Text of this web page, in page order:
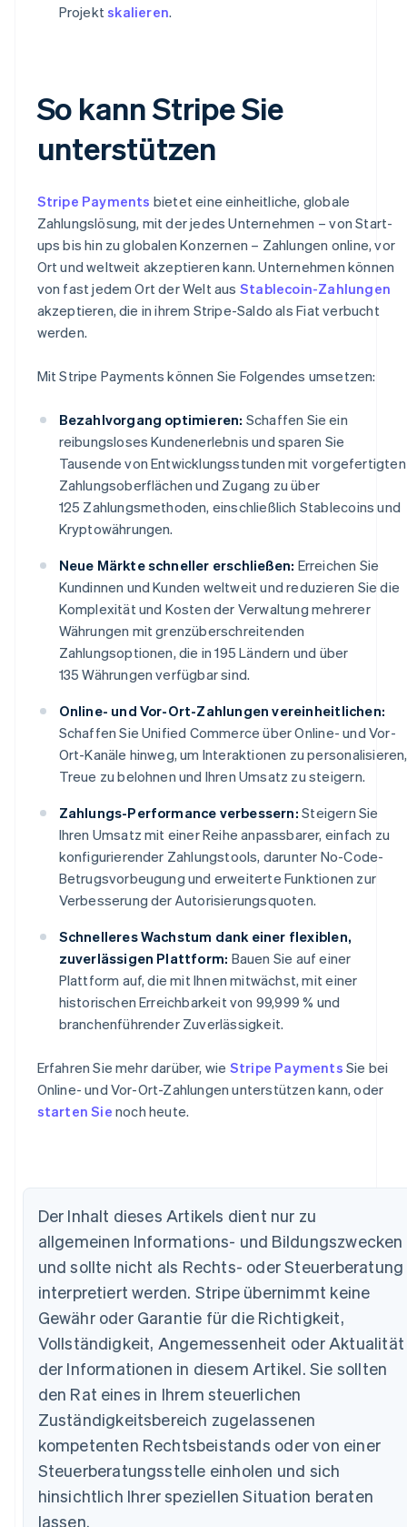
Projektskalieren.
So kann Stripe Sie
unterstützen
Stripe Payments bietet eine einheitliche, globale
Zahlungslösung, mit der jedes Unternehmen – von Start-
ups bis hin zu globalen Konzernen – Zahlungen online, vor
Ort und weltweit akzeptieren kann. Unternehmen können
von fast jedem Ort der Welt aus Stablecoin-Zahlungen
akzeptieren, die in ihrem Stripe-Saldo als Fiat verbucht
werden.
Mit Stripe Payments können Sie Folgendes umsetzen:
Bezahlvorgang optimieren: Schaffen Sie ein
reibungsloses Kundenerlebnis und sparen Sie
Tausende von Entwicklungsstunden mit vorgefertigten
Zahlungsoberflächen und Zugang zu über
125 Zahlungsmethoden, einschließlich Stablecoins und
Kryptowährungen.
Neue Märkte schneller erschließen: Erreichen Sie
Kundinnen und Kunden weltweit und reduzieren Sie die
Komplexität und Kosten der Verwaltung mehrerer
Währungen mit grenzüberschreitenden
Zahlungsoptionen, die in 195 Ländern und über
135 Währungen verfügbar sind.
Online- und Vor-Ort-Zahlungen vereinheitlichen:
Schaffen Sie Unified Commerce über Online- und Vor-
Ort-Kanäle hinweg, um Interaktionen zu personalisieren,
Treue zu belohnen und Ihren Umsatz zu steigern.
Zahlungs-Performance verbessern: Steigern Sie
Ihren Umsatz mit einer Reihe anpassbarer, einfach zu
konfigurierender Zahlungstools, darunter No-Code-
Betrugsvorbeugung und erweiterte Funktionen zur
Verbesserung der Autorisierungsquoten.
Schnelleres Wachstum dank einer flexiblen,
zuverlässigen Plattform: Bauen Sie auf einer
Plattform auf, die mit Ihnen mitwächst, mit einer
historischen Erreichbarkeit von 99,999 % und
branchenführender Zuverlässigkeit.
Erfahren Sie mehr darüber, wie Stripe Payments Sie bei
Online- und Vor-Ort-Zahlungen unterstützen kann, oder
starten Sie noch heute.
Der Inhalt dieses Artikels dient nur zu
allgemeinen Informations- und Bildungszwecken
und sollte nicht als Rechts- oder Steuerberatung
interpretiert werden. Stripe übernimmt keine
Gewähr oder Garantie für die Richtigkeit,
Vollständigkeit, Angemessenheit oder Aktualität
der Informationen in diesem Artikel. Sie sollten
den Rat eines in Ihrem steuerlichen
Zuständigkeitsbereich zugelassenen
kompetenten Rechtsbeistands oder von einer
Steuerberatungsstelle einholen und sich
hinsichtlich Ihrer speziellen Situation beraten
lassen.
Australien
English
NederlandsFrançaisDeutschEnglish
Brasilien
PortuguêsEnglish
Bulgarien
English
Dänemark
Deutschland
DeutschEnglish
Estland
English
Festlandchina
简体中文English